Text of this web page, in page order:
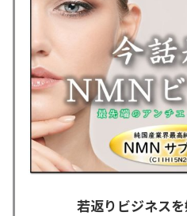
若返りビジネス